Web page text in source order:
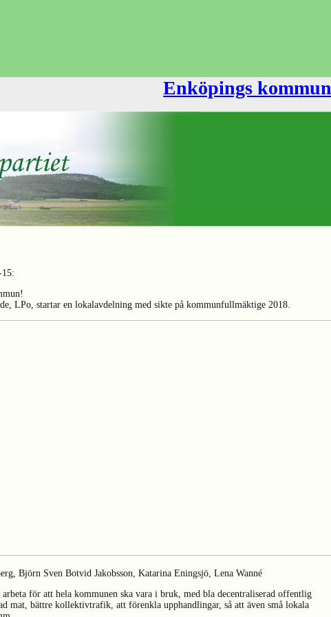
Enköpings kommun
15:
LPo, startar en lokalavdelning med sikte på kommunfullmäktige 2018.
Björn Sven Botvid Jakobsson, Katarina Eningsjö, Lena Wanné
för att hela kommunen ska vara i bruk, med bla decentraliserad offentlig
mat, bättre kollektivtrafik, att förenkla upphandlingar, så att även små lokala